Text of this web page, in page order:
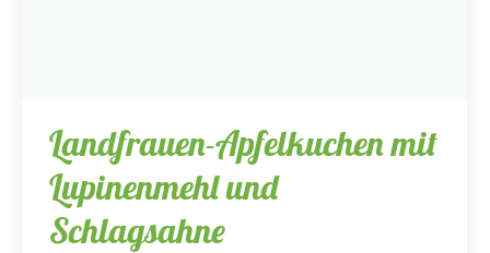
Landfrauen-Apfelkuchen mit
Lupinenmehl und
Schlagsahne